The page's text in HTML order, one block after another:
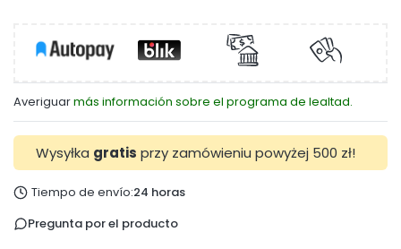
Averiguarmás información sobre el programa de lealtad.
Wysyłka gratis przy zamówieniu powyżej 500 zł!
Tiempo de envío:24 horas
Pregunta por el producto